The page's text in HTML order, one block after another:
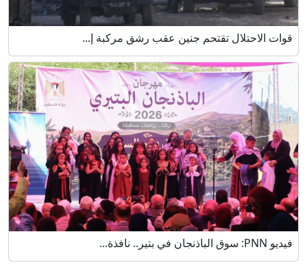
قوات الاحتلال تقتحم جنين عقب رشق مركبة إ...
فيديو PNN: سوق الباذنجان في بتير.. نافذة...